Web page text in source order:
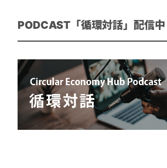
PODCAST「循環対話」配信中